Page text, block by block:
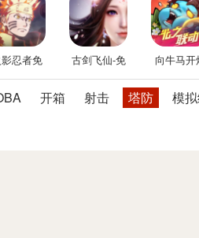
忍者免
费后台
古剑飞仙-免
费后台
向牛马开
免费后台
向僵尸
开箱 射击 塔防
模